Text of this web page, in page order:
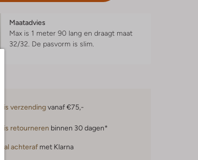
Maatadvies
Max is 1 meter 90 lang en draagt maat
32/32. De pasvorm is slim.
verzendingvanaf €75,-
retourneren binnen 30 dagen*
achteraf met Klarna